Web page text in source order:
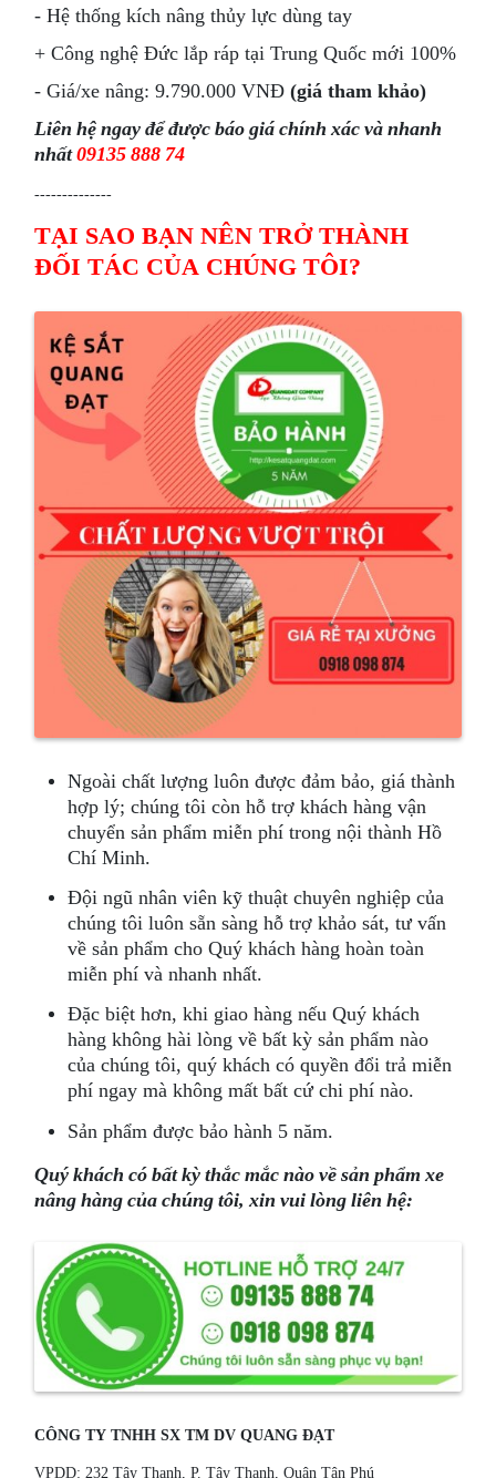
- Hệ thống kích nâng thủy lực dùng tay
+ Công nghệ Đức lắp ráp tại Trung Quốc mới 100%
- Giá/xe nâng: 9.790.000 VNĐ(giá tham khảo)
Liên hệ ngay để được báo giá chính xác và nhanh
nhất09135 888 74
--------------
TẠI SAO BẠN NÊN TRỞ THÀNH
ĐỐI TÁC CỦA CHÚNG TÔI?
Ngoài chất lượng luôn được đảm bảo, giá thành
hợp lý; chúng tôi còn hỗ trợ khách hàng vận
chuyển sản phẩm miễn phí trong nội thành Hồ
Chí Minh.
Đội ngũ nhân viên kỹ thuật chuyên nghiệp của
chúng tôi luôn sẵn sàng hỗ trợ khảo sát, tư vấn
về sản phẩm cho Quý khách hàng hoàn toàn
miễn phí và nhanh nhất.
Đặc biệt hơn, khi giao hàng nếu Quý khách
hàng không hài lòng về bất kỳ sản phẩm nào
của chúng tôi, quý khách có quyền đổi trả miễn
phí ngay mà không mất bất cứ chi phí nào.
Sản phẩm được bảo hành 5 năm.
Quý khách có bất kỳ thắc mắc nào về sản phẩm xe
nâng hàng của chúng tôi, xin vui lòng liên hệ:
CÔNG TY TNHH SX TM DV QUANG ĐẠT
VPDD: 232 Tây Thạnh, P. Tây Thạnh, Quận Tân Phú